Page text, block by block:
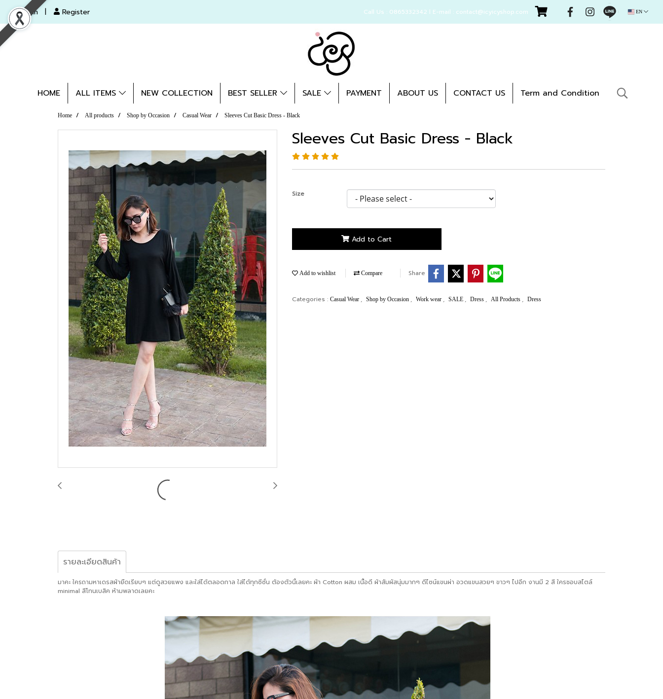
Login Register Call Us : 0865332342 l E-mail : contact@icyicyshop.com EN
HOME ALL ITEMS NEW COLLECTION BEST SELLER SALE PAYMENT ABOUT US CONTACT US Term and Condition
Home All products Shop by Occasion Casual Wear Sleeves Cut Basic Dress - Black
Sleeves Cut Basic Dress - Black
Size
Add to Cart
Add to wishlist Compare Share
Categories : Casual Wear Shop by Occasion Work wear SALE Dress All Products Dress
รายละเอียดสินค้า
มาคะ ใครถามหาเดรสผ้ายืดเรียบๆ แต่ดูสวยแพง และใส่ได้ตลอดกาล ใส่ได้ทุกซีซั่น ต้องตัวนี้เลยคะ ผ้า Cotton ผสม เนื้อดี ผ้าสัมผัสนุ่มมากๆ ดีไซน์แขนผ่า อวดแขนสวยๆ ขาวๆ ไปอีก งานมี 2 สี ใครชอบสไตล์
minimal สีโทนเบสิค ห้ามพลาดเลยคะ